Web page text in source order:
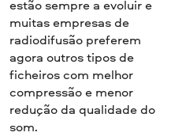
estão sempre a evoluir e
muitas empresas de
radiodifusão preferem
agora outros tipos de
ficheiros com melhor
compressão e menor
redução da qualidade do
som.